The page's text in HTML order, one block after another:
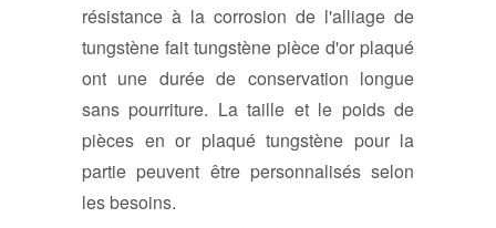
résistance à la corrosion de l'alliage de
tungstène fait tungstène pièce d'or plaqué
ont une durée de conservation longue
sans pourriture. La taille et le poids de
pièces en or plaqué tungstène pour la
partie peuvent être personnalisés selon
les besoins.